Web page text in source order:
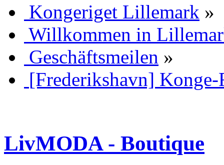
Kongeriget Lillemark »
Willkommen in
Geschäftsmeilen »
[Frederikshavn] Konge-
LivMODA - Boutique